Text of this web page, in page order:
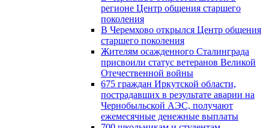
регионе Центр общения старшего
поколения
В Черемхово открылся Центр общения
старшего поколения
Жителям осажденного Сталинграда
присвоили статус ветеранов Великой
Отечественной войны
675 граждан Иркутской области,
пострадавших в результате аварии на
Чернобыльской АЭС, получают
ежемесячные денежные выплаты